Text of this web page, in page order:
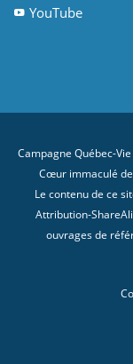
YouTube
Campagne Québec-
Cœur immaculé
Le contenu de ce
Attribution-
ouvrages de